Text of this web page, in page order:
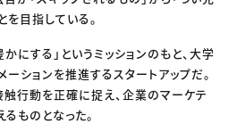
を目指している。
にする」というミッションのもと、大学
ーションを推進するスタートアップだ。
行動を正確に捉え、企業のマーケテ
ものとなった。